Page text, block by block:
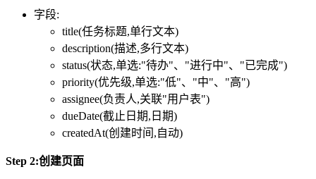
字段:
title(任务标题,单行文本)
description(描述,多行文本)
status(状态,单选:"待办"、"进行中"、"已完成")
priority(优先级,单选:"低"、"中"、"高")
assignee(负责人,关联"用户表")
dueDate(截止日期,日期)
createdAt(创建时间,自动)
Step 2:创建页面